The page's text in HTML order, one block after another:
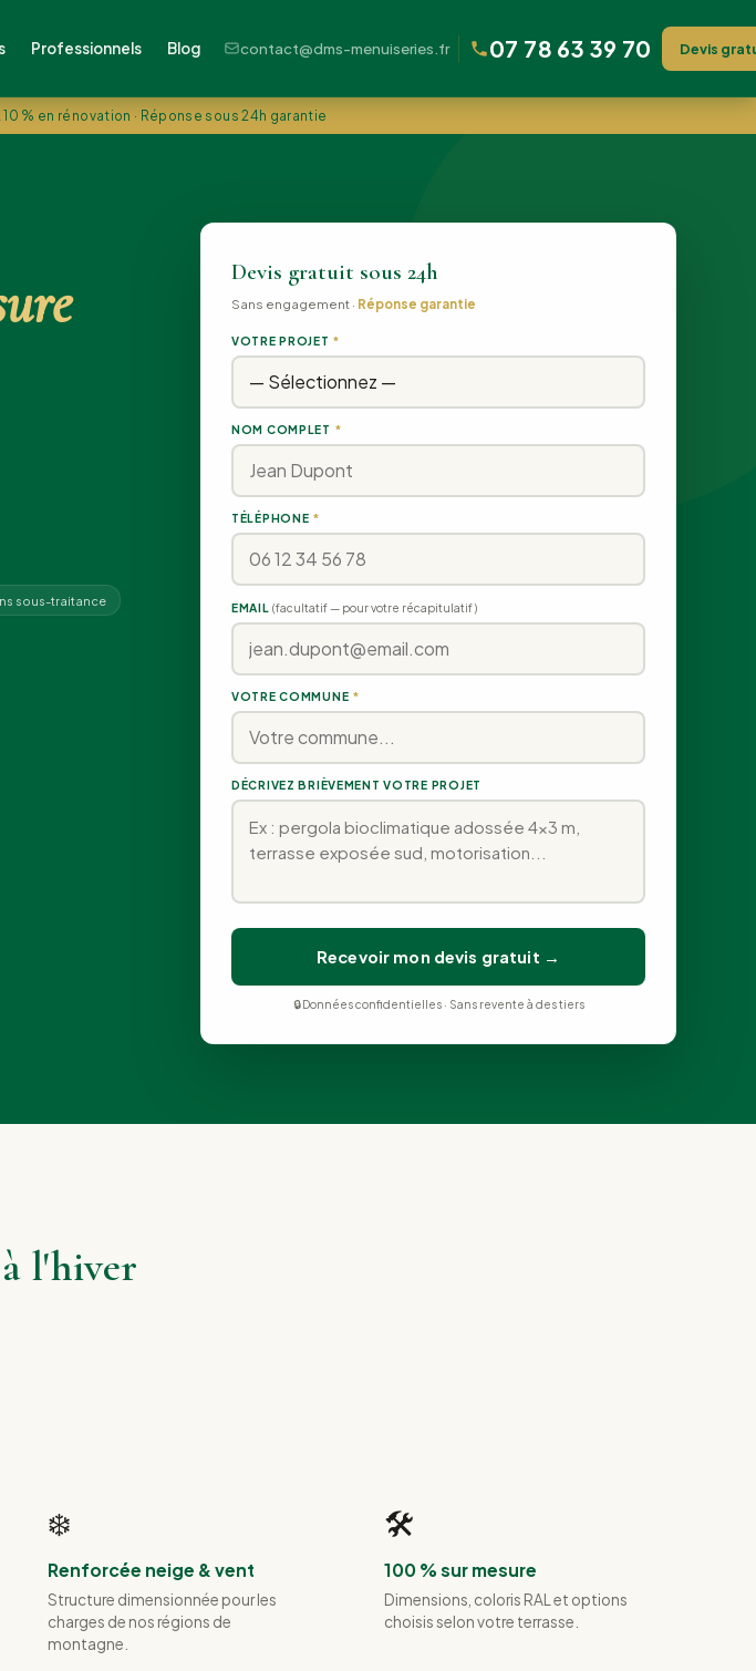
Professionnels Blog contact@dms-menuiseries.fr 07 78 63 39 70 Devis
% en rénovation · Réponse sous 24h garantie
sous-traitance
Devis gratuit sous 24h
Sans engagement · Réponse garantie
VOTRE PROJET *
NOM COMPLET *
TÉLÉPHONE *
EMAIL(facultatif — pour votre récapitulatif)
VOTRE COMMUNE *
DÉCRIVEZ BRIÈVEMENT VOTRE PROJET
Recevoir mon devis gratuit →
🔒 Données confidentielles · Sans revente à des tiers
l'hiver
❄️
Renforcée neige & vent
Structure dimensionnée pour les
charges de nos régions de
montagne.
🛠️
100 % sur mesure
Dimensions, coloris RAL et options
choisis selon votre terrasse.